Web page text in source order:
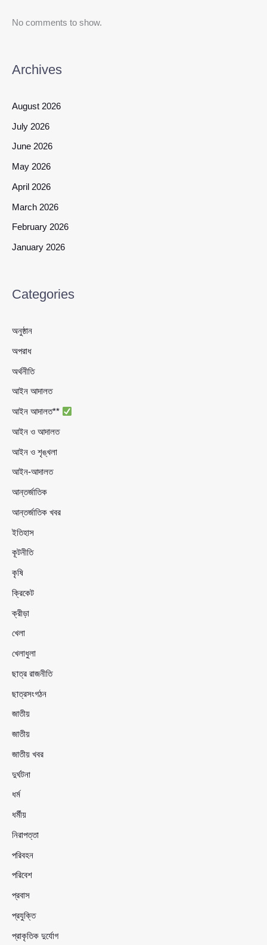
No comments to show.
Archives
August 2026
July 2026
June 2026
May 2026
April 2026
March 2026
February 2026
January 2026
Categories
অনুষ্ঠান
অপরাধ
অর্থনীতি
আইন আদালত
আইন আদালত**
আইন ও আদালত
আইন ও শৃঙ্খলা
আইন-আদালত
আন্তর্জাতিক
আন্তর্জাতিক খবর
ইতিহাস
কূটনীতি
কৃষি
ক্রিকেট
ক্রীড়া
খেলা
খেলাধুলা
ছাত্র রাজনীতি
ছাত্রসংগঠন
জাতীয়
জাতীয়
জাতীয় খবর
দুর্ঘটনা
ধর্ম
ধর্মীয়
নিরাপত্তা
পরিবহন
পরিবেশ
প্রবাস
প্রযুক্তি
প্রাকৃতিক দুর্যোগ